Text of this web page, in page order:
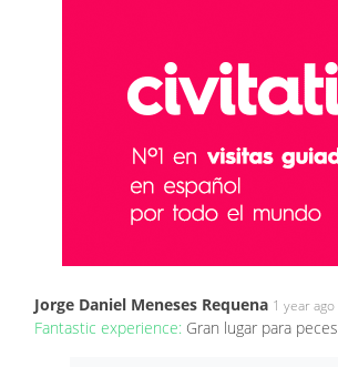
Jorge Daniel Meneses Requena 1 year ago
Fantastic experience: Gran lugar para peces